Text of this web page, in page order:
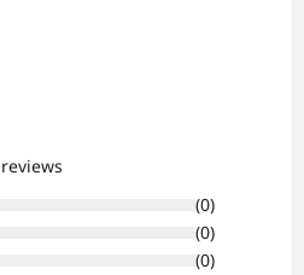
reviews
(0)
(0)
(0)